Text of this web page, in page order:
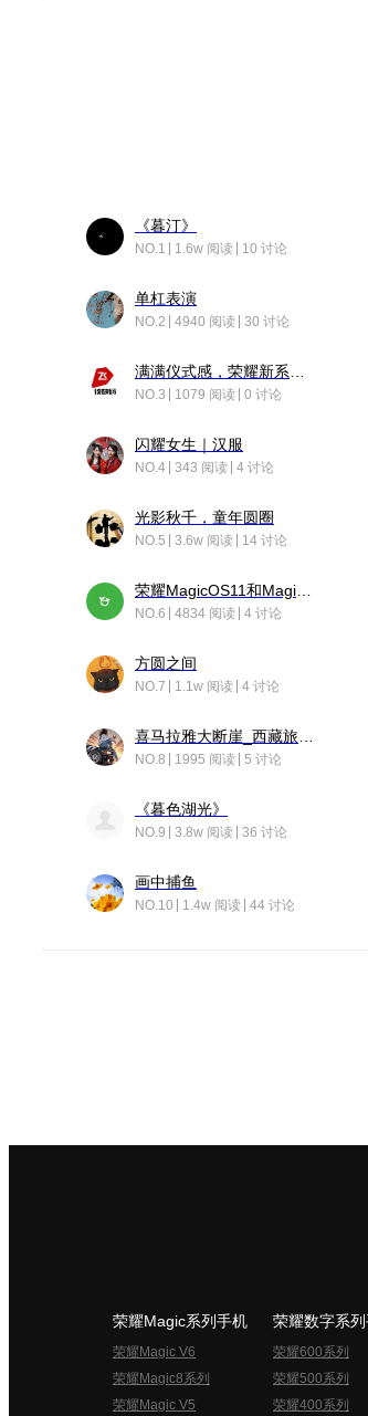
《暮汀》
NO.1 1.6w 阅读 10 讨论
单杠表演
NO.2 4940 阅读 30 讨论
NO.3 1079 阅读 0 讨论
闪耀女生｜汉服
NO.4 343 阅读 4 讨论
光影秋千，童年圆圈
NO.5 3.6w 阅读 14 讨论
NO.6 4834 阅读 4 讨论
方圆之间
NO.7 1.1w 阅读 4 讨论
NO.8 1995 阅读 5 讨论
《暮色湖光》
NO.9 3.8w 阅读 36 讨论
画中捕鱼
NO.10 1.4w 阅读 44 讨论
荣耀Magic系列手机
荣耀Magic V6
荣耀Magic8系列
荣耀Magic V5
荣耀数字系
荣耀600系列
荣耀500系列
荣耀400系列